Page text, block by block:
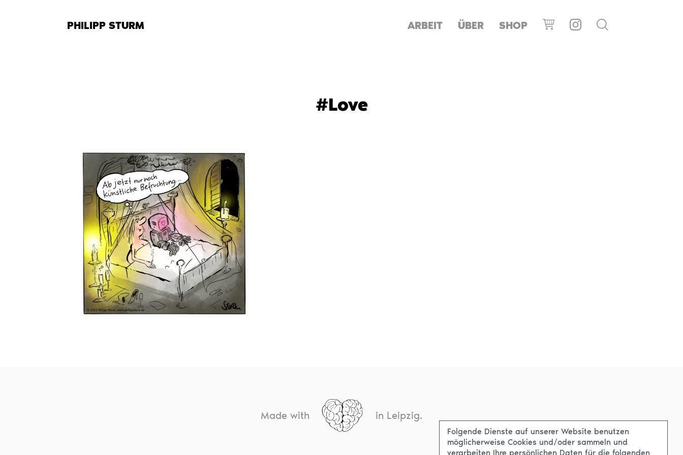
PHILIPP STURM ARBEIT ÜBER SHOP
#Love
Made with in Leipzig.
Folgende Dienste auf unserer Website benutzen
möglicherweise Cookies und/oder sammeln und
verarbeiten Ihre persönlichen Daten für die folgenden